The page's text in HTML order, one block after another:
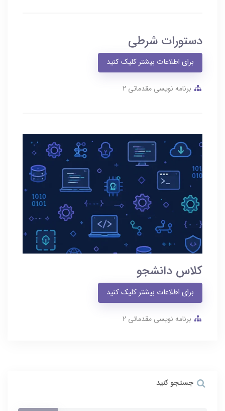
دستورات شرطی
برای اطلاعات بیشتر کلیک کنید
برنامه نویسی مقدماتی 2
کلاس دانشجو
برای اطلاعات بیشتر کلیک کنید
برنامه نویسی مقدماتی 2
جستجو کنید